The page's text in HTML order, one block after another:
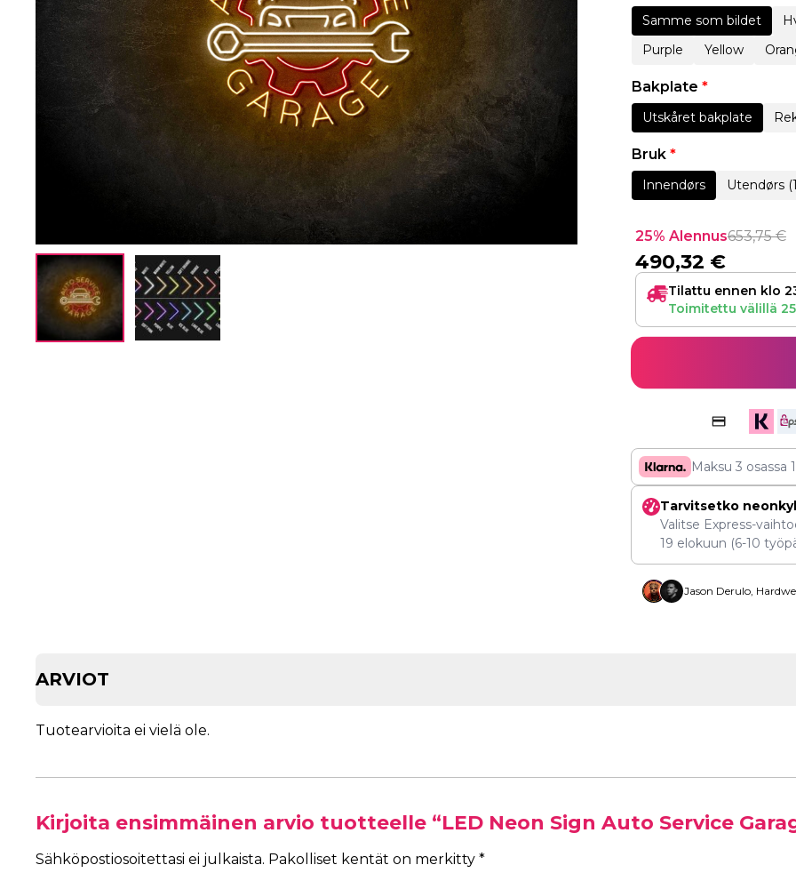
Samme som bildet
Purple
Yellow
Bakplate *
Utskåret bakplate
Bruk *
Innendørs Utendørs
25% Alennus653,75€
490,32 €
Tilattu ennen klo
Toimitettu välillä
Maksu 3 osassa
Tarvitsetko
Valitse Express-
19 elokuun (6-10
Jason Derulo,
ARVIOT
Tuotearvioita ei vielä ole.
Kirjoita ensimmäinen arvio tuotteelle “LED Neon Sign Auto Service
Sähköpostiosoitettasi ei julkaista. Pakolliset kentät on merkitty *